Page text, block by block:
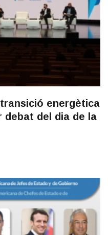
energètica
debat del dia de la